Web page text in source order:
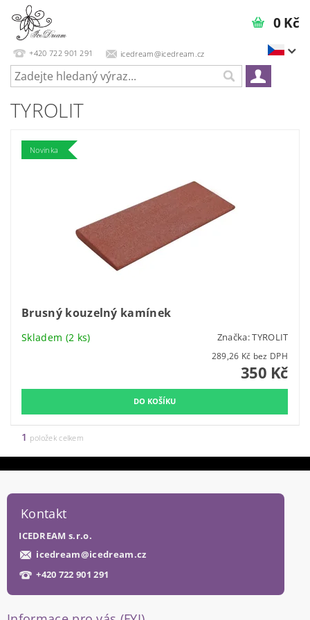
+420 722 901 291 icedream@icedream.cz
0 Kč
TYROLIT
Novinka
Brusný kouzelný kamínek
Skladem (2 ks) Značka:TYROLIT
289,26 Kč bez DPH
350 Kč
1 položek celkem
Kontakt
ICEDREAM s.r.o.
icedream@icedream.cz
+420 722 901 291